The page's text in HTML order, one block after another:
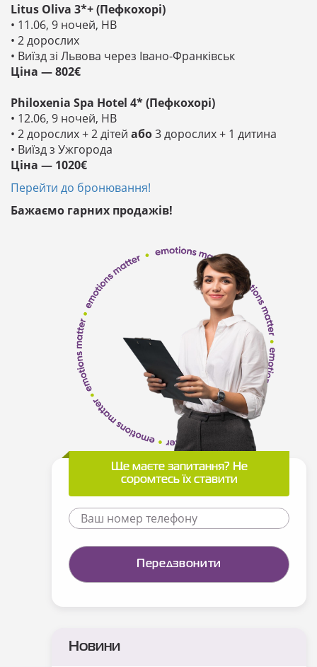
Litus Oliva 3*+ (Пефкохорі)
• 11.06, 9 ночей, HB
• 2 дорослих
• Виїзд зі Львова через Івано-Франківськ
Ціна — 802€
Philoxenia Spa Hotel 4* (Пефкохорі)
• 12.06, 9 ночей, HB
• 2 дорослих + 2 дітей або3 дорослих + 1 дитина
• Виїзд з Ужгорода
Ціна — 1020€
Перейти до бронювання!
Бажаємо гарних продажів!
Ще маєте запитання? Не
соромтесь їх ставити
Новини